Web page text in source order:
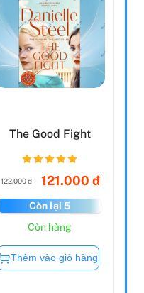
The Good Fight
122.000 đ 121.000 đ
Còn lại 5
Còn hàng
Thêm vào giỏ hàng